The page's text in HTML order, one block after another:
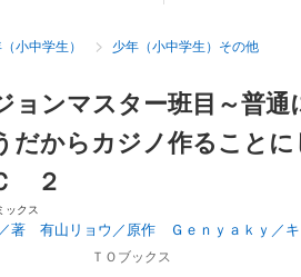
小中学生） 少年（小中学生）その他
ョンマスター班目～普通
だからカジノ作ることに
２
ックス
著 有山リョウ／原作 Ｇｅｎｙａｋｙ／キ
ＴＯブックス